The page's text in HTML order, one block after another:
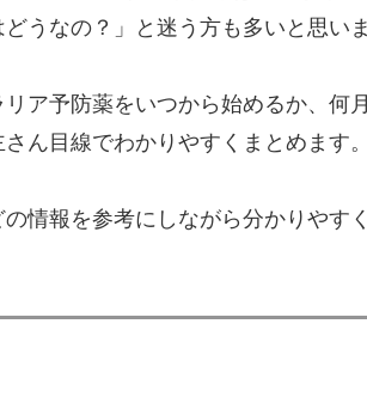
うなの？」と迷う方も多いと思いま
ア予防薬をいつから始めるか、何
ん目線でわかりやすくまとめます。
情報を参考にしながら分かりやす